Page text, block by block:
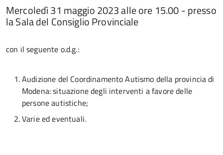
Mercoledì 31 maggio 2023 alle ore 15.00 - presso
la Sala del Consiglio Provinciale
con il seguente o.d.g.:
Audizione del Coordinamento Autismo della provincia di
Modena: situazione degli interventi a favore delle
persone autistiche;
Varie ed eventuali.